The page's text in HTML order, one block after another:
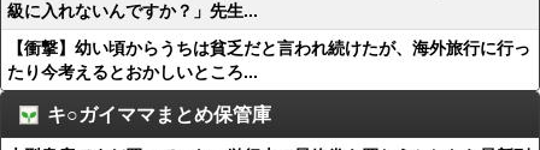
級に入れないんですか？」先生...
【衝撃】幼い頃からうちは貧乏だと言われ続けたが、海外旅行に行っ
たり今考えるとおかしいところ...
キ○ガイママまとめ保管庫